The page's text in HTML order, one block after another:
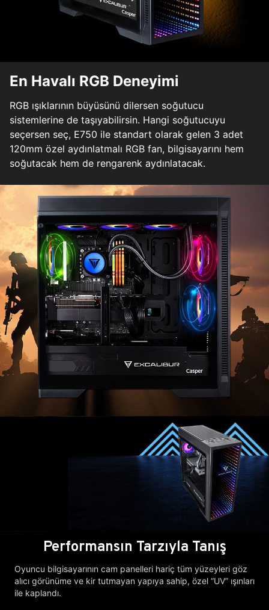
En Havalı RGB Deneyimi
RGB ışıklarının büyüsünü dilersen soğutucu
sistemlerine de taşıyabilirsin. Hangi soğutucuyu
seçersen seç, E750 ile standart olarak gelen 3 adet
120mm özel aydınlatmalı RGB fan, bilgisayarını hem
soğutacak hem de rengarenk aydınlatacak.
Performansın Tarzıyla Tanış
Oyuncu bilgisayarının cam panelleri hariç tüm yüzeyleri göz
alıcı görünüme ve kir tutmayan yapıya sahip, özel “UV” ışınları
ile kaplandı.